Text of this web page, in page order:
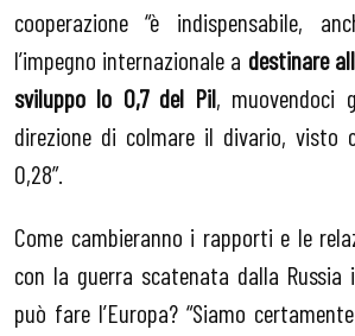
cooperazione “è indispensabile,
l’impegno internazionale a destinare
sviluppo lo 0,7 del Pil, muovendoci
direzione di colmare il divario, visto
0,28”.
Come cambieranno i rapporti e le
con la guerra scatenata dalla Russia
può fare l’Europa? “Siamo